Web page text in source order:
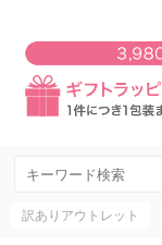
訳ありアウトレット